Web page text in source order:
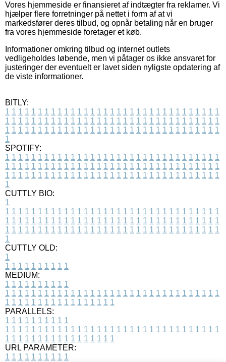
Vores hjemmeside er finansieret af indtægter fra reklamer. Vi
hjælper flere forretninger på nettet i form af at vi
markedsfører deres tilbud, og opnår betaling når en bruger
fra vores hjemmeside foretager et køb.
Informationer omkring tilbud og internet outlets
vedligeholdes løbende, men vi påtager os ikke ansvaret for
justeringer der eventuelt er lavet siden nyligste opdatering af
de viste informationer.
BITLY:
1 1 1 1 1 1 1 1 1 1 1 1 1 1 1 1 1 1 1 1 1 1 1 1 1 1 1 1 1 1 1 1 1
1 1 1 1 1 1 1 1 1 1 1 1 1 1 1 1 1 1 1 1 1 1 1 1 1 1 1 1 1 1 1 1 1
1 1 1 1 1 1 1 1 1 1 1 1 1 1 1 1 1 1 1 1 1 1 1 1 1 1 1 1 1 1 1 1 1
1
SPOTIFY:
1 1 1 1 1 1 1 1 1 1 1 1 1 1 1 1 1 1 1 1 1 1 1 1 1 1 1 1 1 1 1 1 1
1 1 1 1 1 1 1 1 1 1 1 1 1 1 1 1 1 1 1 1 1 1 1 1 1 1 1 1 1 1 1 1 1
1 1 1 1 1 1 1 1 1 1 1 1 1 1 1 1 1 1 1 1 1 1 1 1 1 1 1 1 1 1 1 1 1
1
CUTTLY BIO:
1
1 1 1 1 1 1 1 1 1 1 1 1 1 1 1 1 1 1 1 1 1 1 1 1 1 1 1 1 1 1 1 1 1
1 1 1 1 1 1 1 1 1 1 1 1 1 1 1 1 1 1 1 1 1 1 1 1 1 1 1 1 1 1 1 1 1
1 1 1 1 1 1 1 1 1 1 1 1 1 1 1 1 1 1 1 1 1 1 1 1 1 1 1 1 1 1 1 1 1
1
CUTTLY OLD:
1
1 1 1 1 1 1 1 1 1 1
MEDIUM:
1 1 1 1 1 1 1 1 1 1
1 1 1 1 1 1 1 1 1 1 1 1 1 1 1 1 1 1 1 1 1 1 1 1 1 1 1 1 1 1 1 1 1
1 1 1 1 1 1 1 1 1 1 1 1 1 1 1 1 1
PARALLELS:
1 1 1 1 1 1 1 1 1 1
1 1 1 1 1 1 1 1 1 1 1 1 1 1 1 1 1 1 1 1 1 1 1 1 1 1 1 1 1 1 1 1 1
1 1 1 1 1 1 1 1 1 1 1 1 1 1 1 1 1
URL PARAMETER:
1 1 1 1 1 1 1 1 1 1